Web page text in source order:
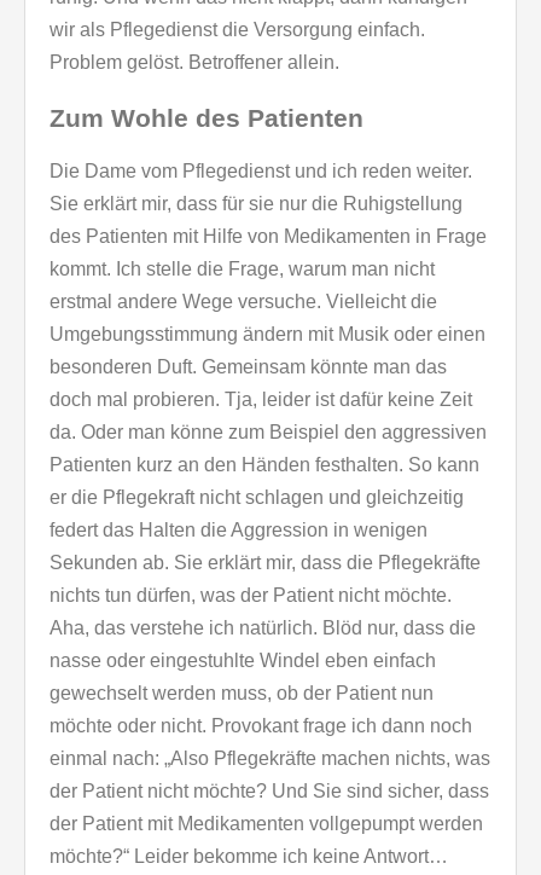
wir als Pflegedienst die Versorgung einfach.
Problem gelöst. Betroffener allein.
Zum Wohle des Patienten
Die Dame vom Pflegedienst und ich reden weiter.
Sie erklärt mir, dass für sie nur die Ruhigstellung
des Patienten mit Hilfe von Medikamenten in Frage
kommt. Ich stelle die Frage, warum man nicht
erstmal andere Wege versuche. Vielleicht die
Umgebungsstimmung ändern mit Musik oder einen
besonderen Duft. Gemeinsam könnte man das
doch mal probieren. Tja, leider ist dafür keine Zeit
da. Oder man könne zum Beispiel den aggressiven
Patienten kurz an den Händen festhalten. So kann
er die Pflegekraft nicht schlagen und gleichzeitig
federt das Halten die Aggression in wenigen
Sekunden ab. Sie erklärt mir, dass die Pflegekräfte
nichts tun dürfen, was der Patient nicht möchte.
Aha, das verstehe ich natürlich. Blöd nur, dass die
nasse oder eingestuhlte Windel eben einfach
gewechselt werden muss, ob der Patient nun
möchte oder nicht. Provokant frage ich dann noch
einmal nach: „Also Pflegekräfte machen nichts, was
der Patient nicht möchte? Und Sie sind sicher, dass
der Patient mit Medikamenten vollgepumpt werden
möchte?“ Leider bekomme ich keine Antwort…